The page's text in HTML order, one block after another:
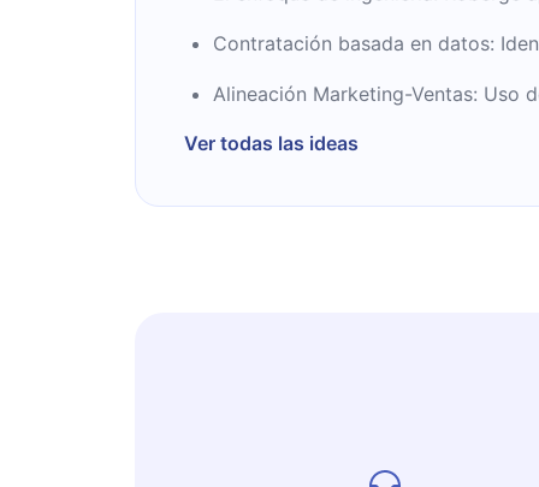
para emprendimientos empresariales.
best-seller The Sales Acceleration
Contratación basada en datos:
Alineación Marketing-Ventas: Uso
Ver todas las ideas